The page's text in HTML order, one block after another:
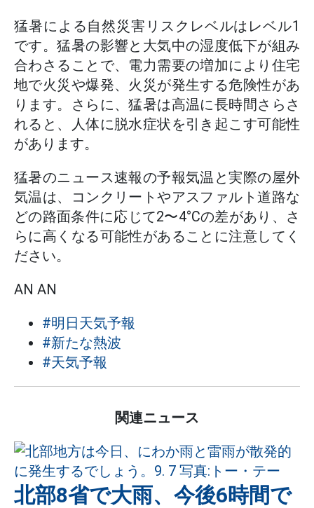
猛暑による自然災害リスクレベルはレベル1
です。猛暑の影響と大気中の湿度低下が組み
合わさることで、電力需要の増加により住宅
地で火災や爆発、火災が発生する危険性があ
ります。さらに、猛暑は高温に長時間さらさ
れると、人体に脱水症状を引き起こす可能性
があります。
猛暑のニュース速報の予報気温と実際の屋外
気温は、コンクリートやアスファルト道路な
どの路面条件に応じて2〜4°Cの差があり、さ
らに高くなる可能性があることに注意してく
ださい。
AN AN
#明日天気予報
#新たな熱波
#天気予報
関連ニュース
北部8省で大雨、今後6時間で